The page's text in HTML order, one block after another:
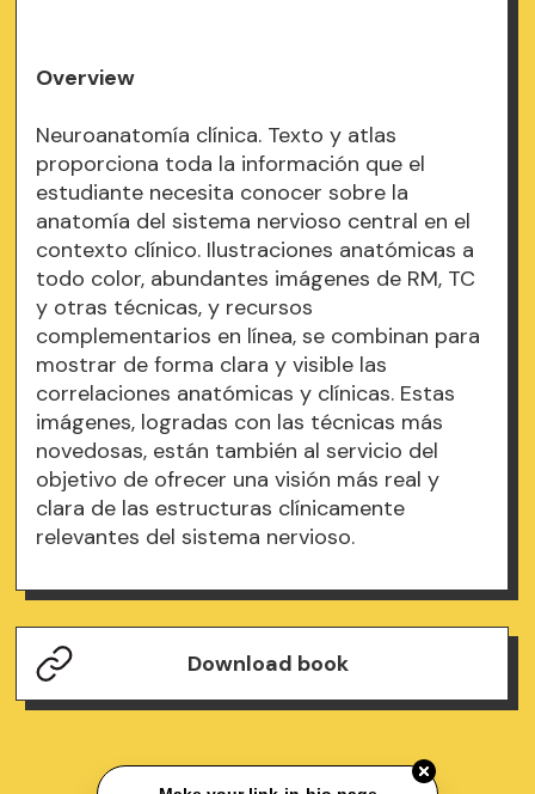
Overview
Neuroanatomía clínica. Texto y atlas
proporciona toda la información que el
estudiante necesita conocer sobre la
anatomía del sistema nervioso central en el
contexto clínico. Ilustraciones anatómicas a
todo color, abundantes imágenes de RM, TC
y otras técnicas, y recursos
complementarios en línea, se combinan para
mostrar de forma clara y visible las
correlaciones anatómicas y clínicas. Estas
imágenes, logradas con las técnicas más
novedosas, están también al servicio del
objetivo de ofrecer una visión más real y
clara de las estructuras clínicamente
relevantes del sistema nervioso.
Download book